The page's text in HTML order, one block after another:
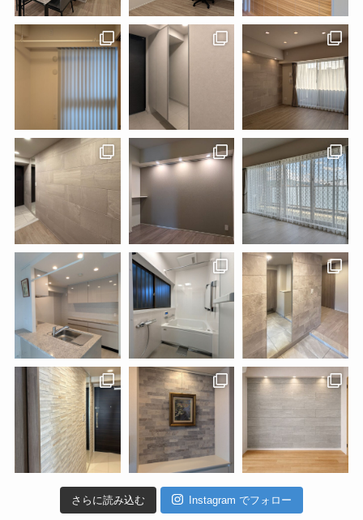
さらに読み込む Instagram でフォロー